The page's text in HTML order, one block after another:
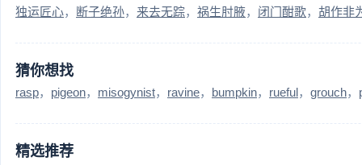
独运匠心 断子绝孙 来去无踪 祸生肘腋 闭门酣歌 胡作非
猜你想找
rasp pigeon misogynist ravine bumpkin rueful grouch
精选推荐